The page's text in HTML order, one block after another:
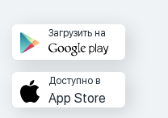
Загрузить на
Доступно в
App Store